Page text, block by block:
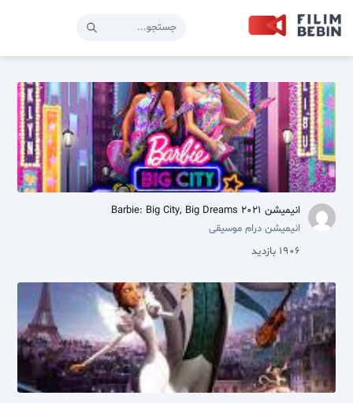
انیمیشن Barbie: Big City, Big Dreams 2021
انیمیشن درام موسیقی
1906 بازدید